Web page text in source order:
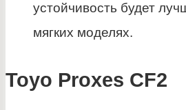
устойчивость будет
мягких моделях.
Toyo Proxes CF2